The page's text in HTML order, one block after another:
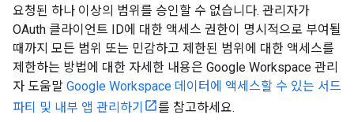
요청된 하나 이상의 범위를 승인할 수 없습니다. 관리자가
OAuth 클라이언트 ID에 대한 액세스 권한이 명시적으로 부여될
때까지 모든 범위 또는 민감하고 제한된 범위에 대한 액세스를
제한하는 방법에 대한 자세한 내용은 Google Workspace 관리
자 도움말 Google Workspace 데이터에 액세스할 수 있는 서드
파티 및 내부 앱 관리하기
를 참고하세요.